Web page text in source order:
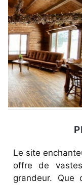
Le site
offre de
grandeur. Que